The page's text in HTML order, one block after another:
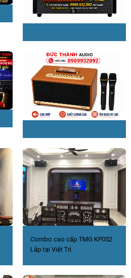
Combo cao cấp TMG KP052
Lắp tại Việt Trì.